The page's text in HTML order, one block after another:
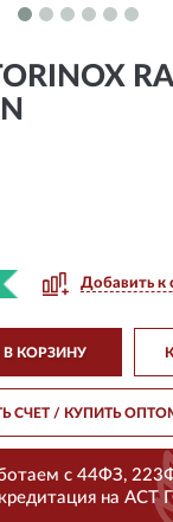
Добавить к
В КОРЗИНУ
СЧЕТ / КУПИТЬ
с 44ФЗ,
на АСТ